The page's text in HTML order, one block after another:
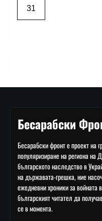
31
Бесарабски
Бесарабски фронт е проект на
популяризиране на региона на
българското наследство в
на държавата-грешка, ние
ежедневни хроники за войната
българският читател да
се в момента.